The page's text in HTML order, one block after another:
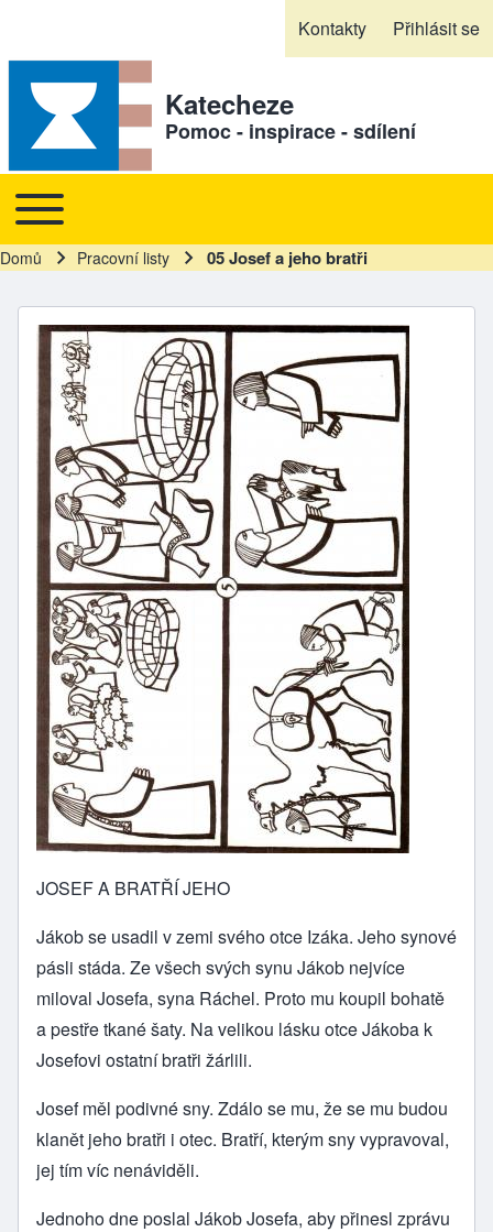
Kontakty Přihlásit se
Katecheze
Pomoc - inspirace - sdílení
Hlavní navigace
Toggle main menu
Drobečková navigace
Domů Pracovní listy 05 Josef a jeho bratři
JOSEF A BRATŘÍ JEHO
Jákob se usadil v zemi svého otce Izáka. Jeho synové
pásli stáda. Ze všech svých synu Jákob nejvíce
miloval Josefa, syna Ráchel. Proto mu koupil bohatě
a pestře tkané šaty. Na velikou lásku otce Jákoba k
Josefovi ostatní bratři žárlili.
Josef měl podivné sny. Zdálo se mu, že se mu budou
klanět jeho bratři i otec. Bratří, kterým sny vypravoval,
jej tím víc nenáviděli.
Jednoho dne poslal Jákob Josefa, aby přinesl zprávu